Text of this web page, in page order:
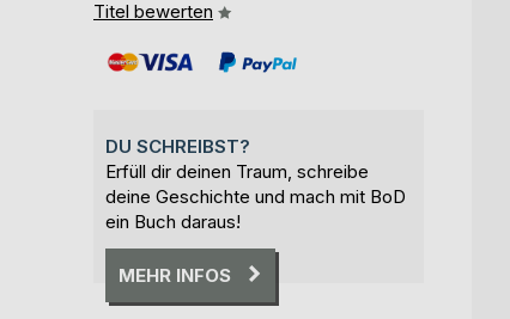
Titel bewerten
DU SCHREIBST?
Erfüll dir deinen Traum, schreibe
deine Geschichte und mach mit BoD
ein Buch daraus!
MEHR INFOS